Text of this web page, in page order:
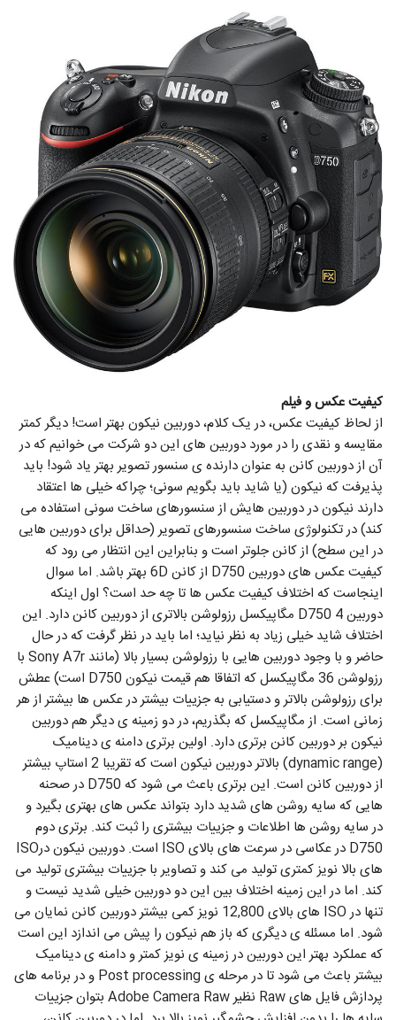
کیفیت عکس و فیلم
از لحاظ کیفیت عکس، در یک کلام، دوربین نیکون بهتر است! دیگر کمتر
مقایسه و نقدی را در مورد دوربین های این دو شرکت می خوانیم که در
آن از دوربین کانن به عنوان دارنده ی سنسور تصویر بهتر یاد شود! باید
پذیرفت که نیکون (یا شاید باید بگویم سونی؛ چراکه خیلی ها اعتقاد
دارند نیکون در دوربین هایش از سنسورهای ساخت سونی استفاده می
کند) در تکنولوژی ساخت سنسورهای تصویر (حداقل برای دوربین هایی
در این سطح) از کانن جلوتر است و بنابراین این انتظار می رود که
کیفیت عکس های دوربین D750 از کانن 6D بهتر باشد. اما سوال
اینجاست که اختلاف کیفیت عکس ها تا چه حد است؟ اول اینکه
دوربین D750 4 مگاپیکسل رزولوشن بالاتری از دوربین کانن دارد. این
اختلاف شاید خیلی زیاد به نظر نیاید؛ اما باید در نظر گرفت که در حال
حاضر و با وجود دوربین هایی با رزولوشن بسیار بالا (مانند Sony A7r با
رزولوشن 36 مگاپیکسل که اتفاقا هم قیمت نیکون D750 است) عطش
برای رزولوشن بالاتر و دستیابی به جزییات بیشتر در عکس ها بیشتر از هر
زمانی است. از مگاپیکسل که بگذریم، در دو زمینه ی دیگر هم دوربین
نیکون بر دوربین کانن برتری دارد. اولین برتری دامنه ی دینامیک
(dynamic range) بالاتر دوربین نیکون است که تقریبا 2 استاپ بیشتر
از دوربین کانن است. این برتری باعث می شود که D750 در صحنه
هایی که سایه روشن های شدید دارد بتواند عکس های بهتری بگیرد و
در سایه روشن ها اطلاعات و جزییات بیشتری را ثبت کند. برتری دوم
D750 در عکاسی در سرعت های بالای ISO است. دوربین نیکون درISO
های بالا نویز کمتری تولید می کند و تصاویر با جزییات بیشتری تولید می
کند. اما در این زمینه اختلاف بین این دو دوربین خیلی شدید نیست و
تنها در ISO های بالای 12,800 نویز کمی بیشتر دوربین کانن نمایان می
شود. اما مسئله ی دیگری که باز هم نیکون را پیش می اندازد این است
که عملکرد بهتر این دوربین در زمینه ی نویز کمتر و دامنه ی دینامیک
بیشتر باعث می شود تا در مرحله ی Post processing و در برنامه های
پردازش فایل های Raw نظیر Adobe Camera Raw بتوان جزییات